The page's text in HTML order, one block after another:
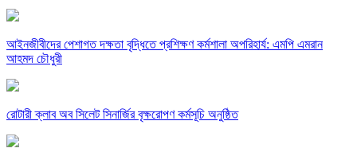
‎আইনজীবীদের পেশাগত দক্ষতা বৃদ্ধিতে প্রশিক্ষণ কর্মশালা অপরিহার্য: এমপি এমরান
আহমদ চৌধুরী
রোটারী ক্লাব অব সিলেট সিনার্জির বৃক্ষরোপণ কর্মসূচি অনুষ্ঠিত